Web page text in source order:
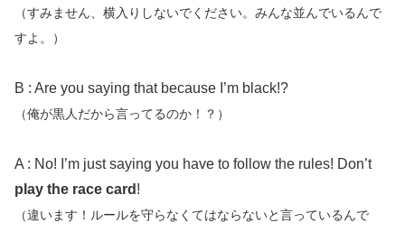
（すみません、横入りしないでください。みんな並んでいるんで
すよ。）
B : Are you saying that because I’m black!?
（俺が黒人だから言ってるのか！？）
A : No! I’m just saying you have to follow the rules! Don’t
play the race card !
（違います！ルールを守らなくてはならないと言っているんで